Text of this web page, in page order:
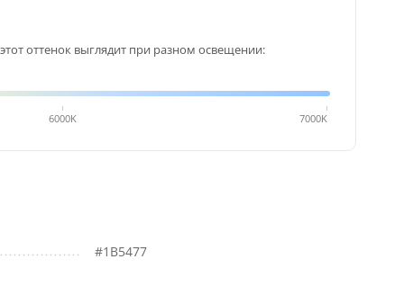
оттенок выглядит при разном освещении:
6000K 7000K
#1B5477